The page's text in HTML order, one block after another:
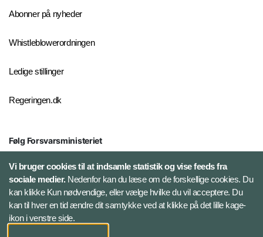
Abonner på nyheder
Whistleblowerordningen
Ledige stillinger
Regeringen.dk
Følg Forsvarsministeriet
X
LinkedIn
Instagram
Vi bruger cookies til at indsamle statistik og vise feeds fra
sociale medier.Nedenfor kan du læse om de forskellige cookies. Du
kan klikke Kun nødvendige, eller vælge hvilke du vil acceptere. Du
kan til hver en tid ændre dit samtykke ved at klikke på det lille kage-
ikon i venstre side.